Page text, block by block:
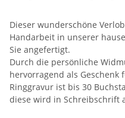
Dieser wunderschöne
Handarbeit in unserer
Sie angefertigt.
Durch die persönliche
hervorragend als Geschenk
Ringgravur ist bis 30
diese wird in Schreibschrift